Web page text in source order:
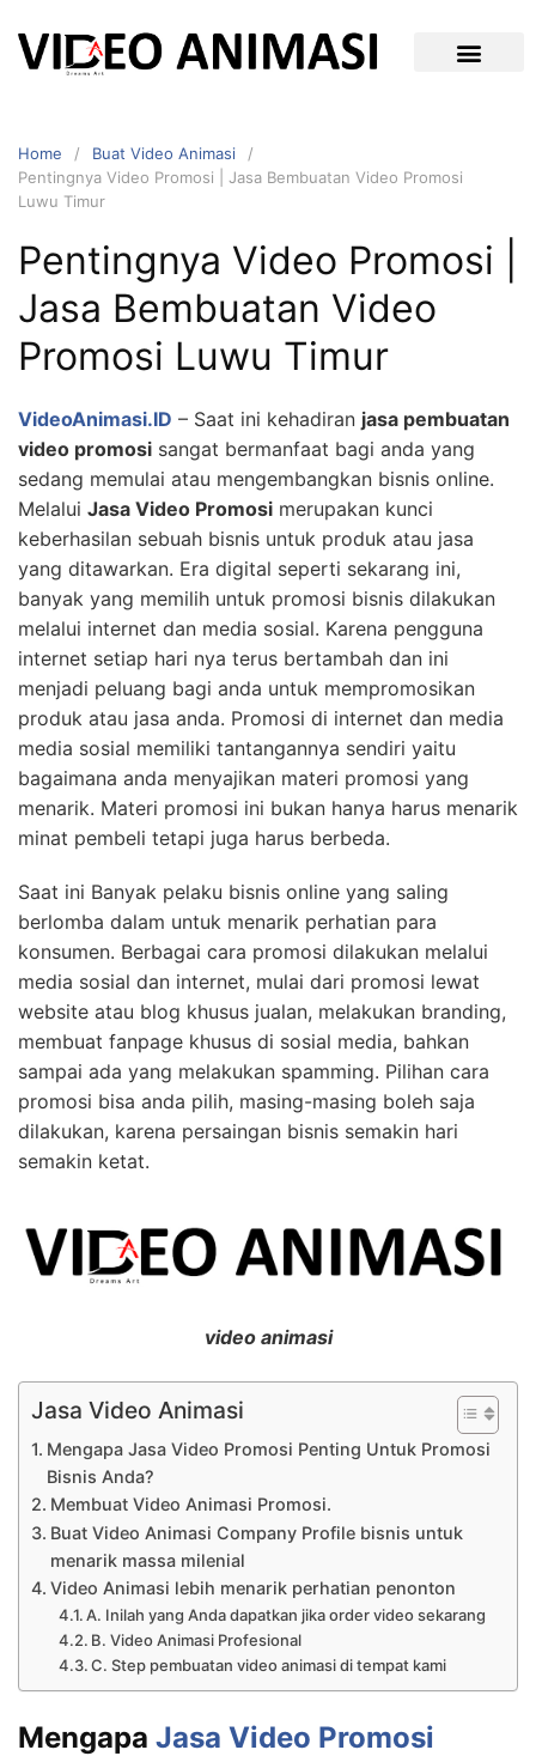
Home
Buat Video Animasi
Pentingnya Video Promosi | Jasa Bembuatan Video Promosi
Luwu Timur
Pentingnya Video Promosi |
Jasa Bembuatan Video
Promosi Luwu Timur
VideoAnimasi.ID – Saat ini kehadiran jasa pembuatan
video promosi sangat bermanfaat bagi anda yang
sedang memulai atau mengembangkan bisnis online.
Melalui Jasa Video Promosi merupakan kunci
keberhasilan sebuah bisnis untuk produk atau jasa
yang ditawarkan. Era digital seperti sekarang ini,
banyak yang memilih untuk promosi bisnis dilakukan
melalui internet dan media sosial. Karena pengguna
internet setiap hari nya terus bertambah dan ini
menjadi peluang bagi anda untuk mempromosikan
produk atau jasa anda. Promosi di internet dan media
media sosial memiliki tantangannya sendiri yaitu
bagaimana anda menyajikan materi promosi yang
menarik. Materi promosi ini bukan hanya harus menarik
minat pembeli tetapi juga harus berbeda.
Saat ini Banyak pelaku bisnis online yang saling
berlomba dalam untuk menarik perhatian para
konsumen. Berbagai cara promosi dilakukan melalui
media sosial dan internet, mulai dari promosi lewat
website atau blog khusus jualan, melakukan branding,
membuat fanpage khusus di sosial media, bahkan
sampai ada yang melakukan spamming. Pilihan cara
promosi bisa anda pilih, masing-masing boleh saja
dilakukan, karena persaingan bisnis semakin hari
semakin ketat.
video animasi
Jasa Video Animasi
Mengapa Jasa Video Promosi Penting Untuk Promosi
Bisnis Anda?
Membuat Video Animasi Promosi.
Buat Video Animasi Company Profile bisnis untuk
menarik massa milenial
Video Animasi lebih menarik perhatian penonton
A. Inilah yang Anda dapatkan jika order video sekarang
B. Video Animasi Profesional
C. Step pembuatan video animasi di tempat kami
Mengapa Jasa Video Promosi